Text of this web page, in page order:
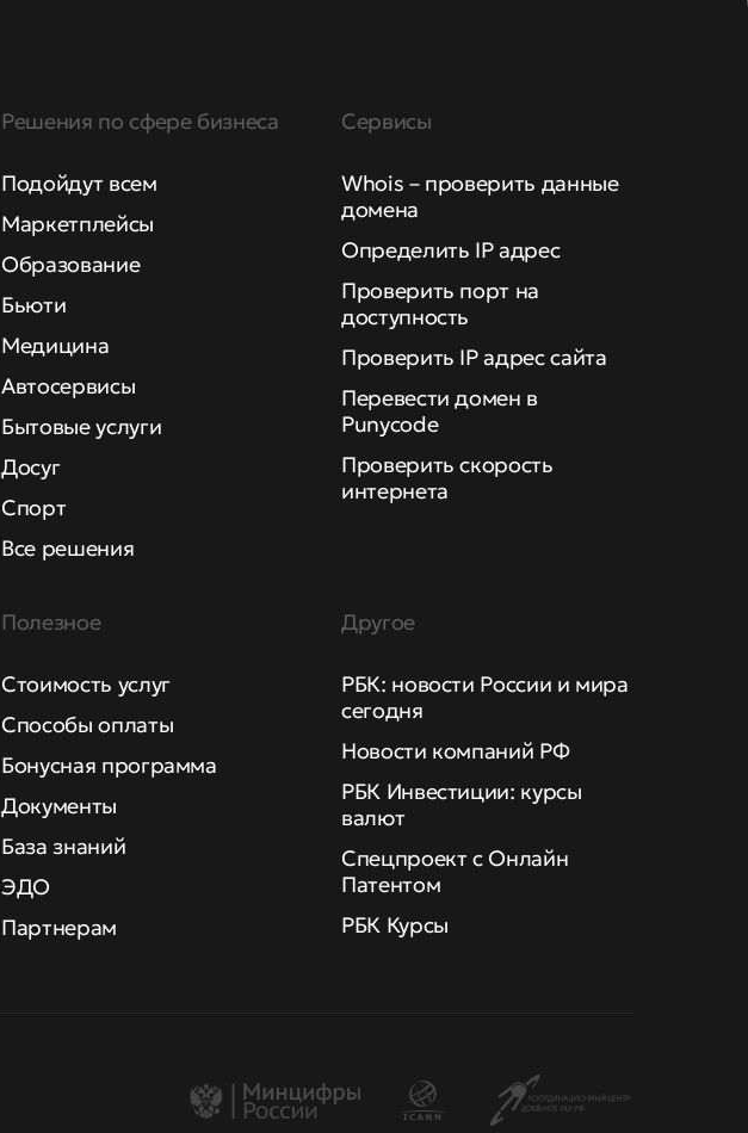
Решения по сфере бизнеса
Подойдут всем
Маркетплейсы
Образование
Бьюти
Медицина
Автосервисы
Бытовые услуги
Досуг
Спорт
Все решения
Сервисы
Whois – проверить данные
домена
Определить IP адрес
Проверить порт на
доступность
Проверить IP адрес сайта
Перевести домен в
Punycode
Проверить скорость
интернета
Полезное
Стоимость услуг
Способы оплаты
Бонусная программа
Документы
База знаний
ЭДО
Партнерам
Другое
РБК: новости России и мира
сегодня
Новости компаний РФ
РБК Инвестиции: курсы
валют
Спецпроект с Онлайн
Патентом
РБК Курсы